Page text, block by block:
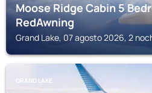
Moose Ridge Cabin 5
RedAwning
Grand Lake, 07 agosto 2026, 2
GRAND LAKE